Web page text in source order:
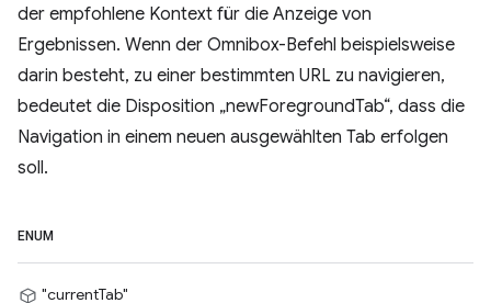
der empfohlene Kontext für die Anzeige von
Ergebnissen. Wenn der Omnibox-Befehl beispielsweise
darin besteht, zu einer bestimmten URL zu navigieren,
bedeutet die Disposition „newForegroundTab“, dass die
Navigation in einem neuen ausgewählten Tab erfolgen
soll.
ENUM
"currentTab"